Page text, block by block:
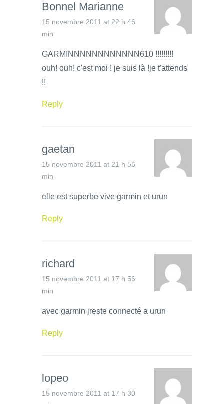
Bonnel Marianne
15 novembre 2011 at 22 h 46
min
GARMINNNNNNNNNNNN610 !!!!!!!!!
ouh! ouh! c'est moi ! je suis là !je t'attends
!!
Reply
gaetan
15 novembre 2011 at 21 h 56
min
elle est superbe vive garmin et urun
Reply
richard
15 novembre 2011 at 17 h 56
min
avec garmin jreste connecté a urun
Reply
lopeo
15 novembre 2011 at 17 h 30